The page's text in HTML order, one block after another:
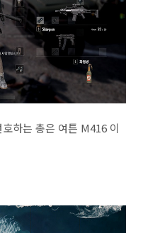
하는 총은 여튼 M416 이